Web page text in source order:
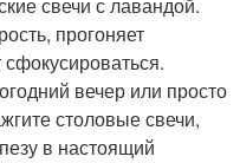
свечи с лавандой.
прогоняет
вечер или просто
столовые свечи,
в настоящий